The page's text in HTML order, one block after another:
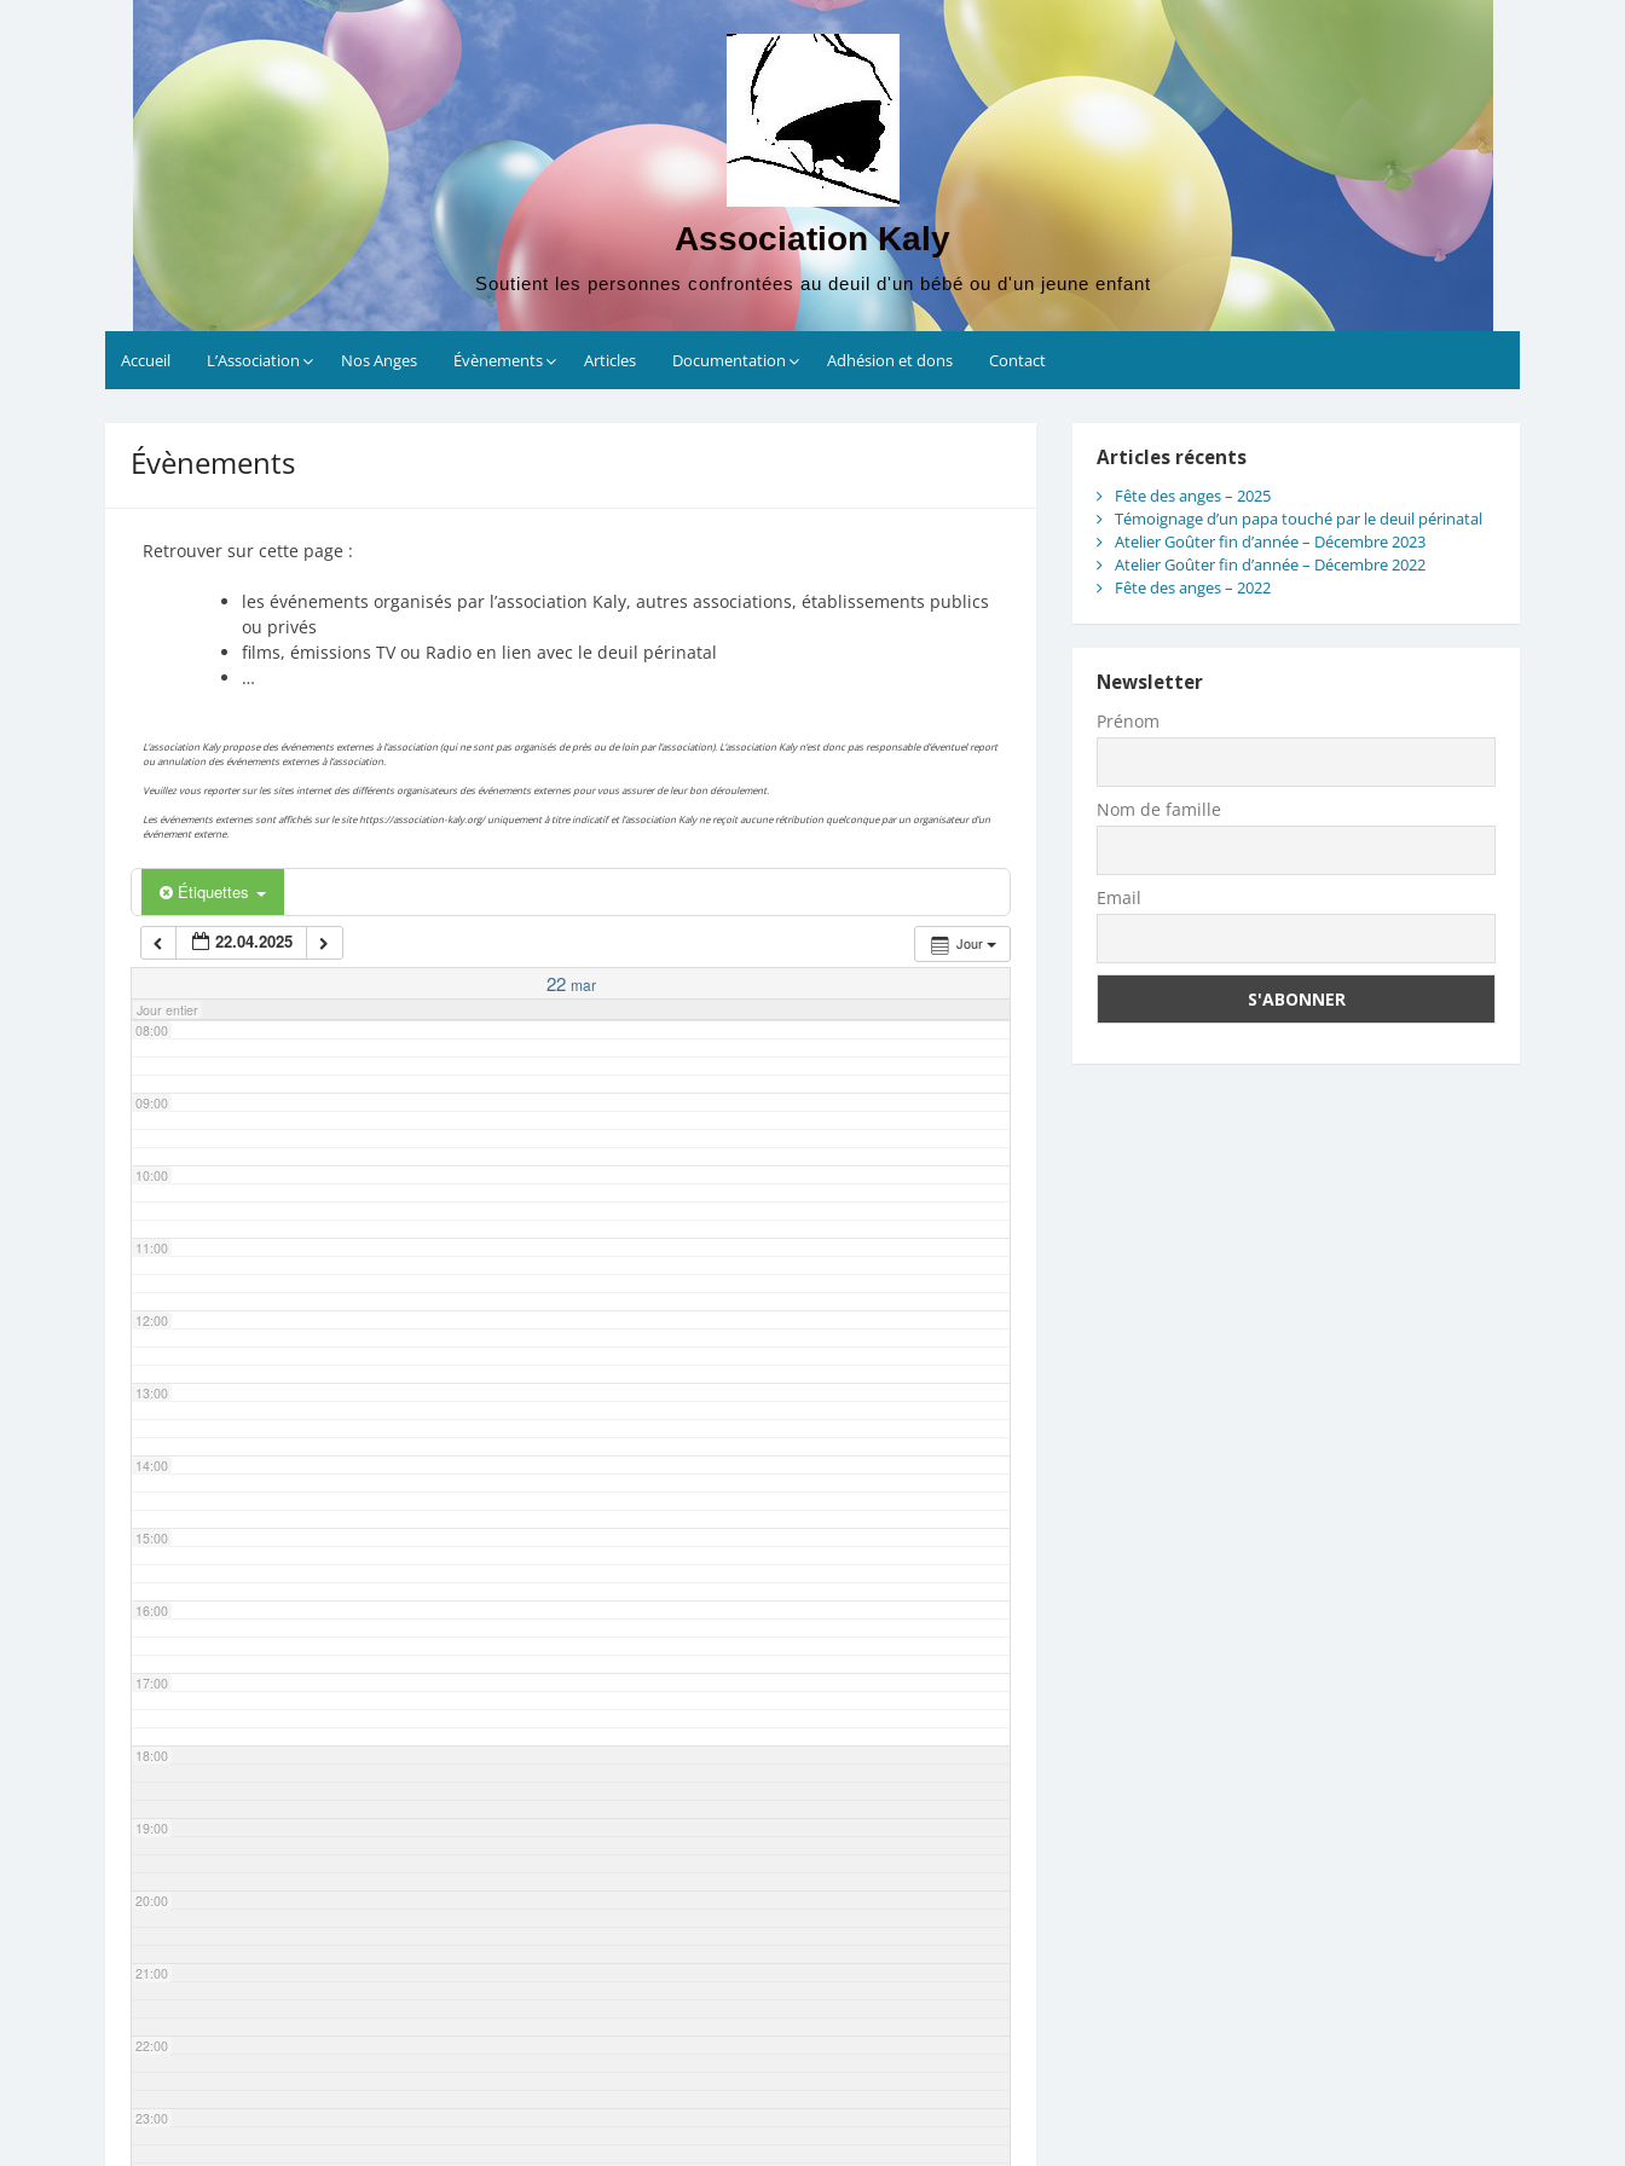
Association Kaly
Soutient les personnes confrontées au deuil d'un bébé ou d'un jeune enfant
Accueil L’Association Nos Anges Évènements Articles Documentation Adhésion et dons Contact
Évènements
Retrouver sur cette page :
les événements organisés par l’association Kaly, autres associations, établissements publics
ou privés
films, émissions TV ou Radio en lien avec le deuil périnatal
…
L’association Kaly propose des événements externes à l’association (qui ne sont pas organisés de près ou de loin par l’association). L’association Kaly n’est donc pas responsable d’éventuel report
ou annulation des événements externes à l’association.
Veuillez vous reporter sur les sites internet des différents organisateurs des événements externes pour vous assurer de leur bon déroulement.
Les événements externes sont affichés sur le site https://association-kaly.org/ uniquement à titre indicatif et l’association Kaly ne reçoit aucune rétribution quelconque par un organisateur d’un
événement externe.
Étiquettes
Jour
22.04.2025
22 mar
Jour entier
00:00
04:00
05:00
06:00
07:00
08:00
09:00
10:00
11:00
12:00
13:00
14:00
15:00
16:00
17:00
18:00
19:00
20:00
21:00
22:00
23:00
Articles récents
Fête des anges – 2025
Témoignage d’un papa touché par le deuil périnatal
Atelier Goûter fin d’année – Décembre 2023
Atelier Goûter fin d’année – Décembre 2022
Fête des anges – 2022
Newsletter
Prénom
Nom de famille
Email